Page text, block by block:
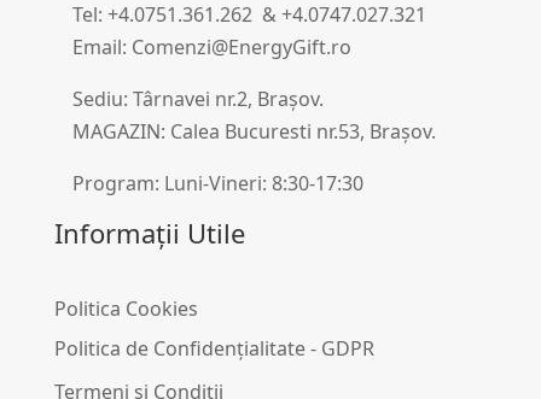
Tel: +4.0751.361.262 & +4.0747.027.321
Email: Comenzi@EnergyGift.ro
Sediu: Târnavei nr.2, Brașov.
MAGAZIN: Calea Bucuresti nr.53, Brașov.
Program: Luni-Vineri: 8:30-17:30
Informații Utile
Politica Cookies
Politica de Confidențialitate - GDPR
Termeni și Condiții